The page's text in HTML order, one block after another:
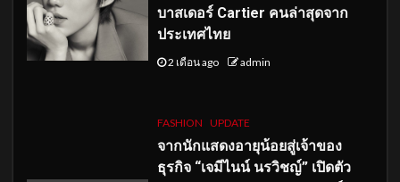
บาสเดอร์ Cartier คนล่าสุดจาก
ประเทศไทย
2 เดือน ago admin
FASHION UPDATE
จากนักแสดงอายุน้อยสู่เจ้าของ
ธุรกิจ “เจมีไนน์ นรวิชญ์” เปิดตัว